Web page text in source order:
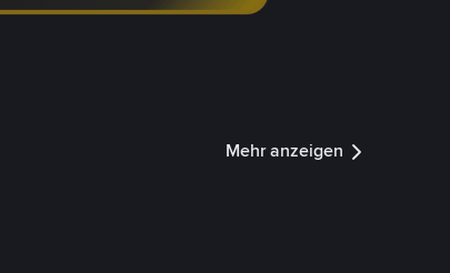
Mehr anzeigen